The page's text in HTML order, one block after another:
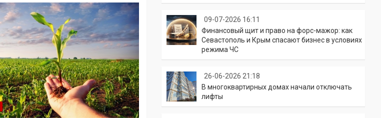
09-07-2026 16:11
Финансовый щит и право на форс-мажор: как
Севастополь и Крым спасают бизнес в условиях
режима ЧС
26-06-2026 21:18
В многоквартирных домах начали отключать
лифты